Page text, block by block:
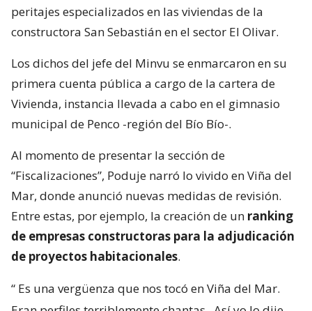
peritajes especializados en las viviendas de la
constructora San Sebastián en el sector El Olivar.
Los dichos del jefe del Minvu se enmarcaron en su
primera cuenta pública a cargo de la cartera de
Vivienda, instancia llevada a cabo en el gimnasio
municipal de Penco -región del Bío Bío-.
Al momento de presentar la sección de
“Fiscalizaciones”, Poduje narró lo vivido en Viña del
Mar, donde anunció nuevas medidas de revisión.
Entre estas, por ejemplo, la creación de un ranking
de empresas constructoras para la adjudicación
de proyectos habitacionales.
“ Es una vergüenza que nos tocó en Viña del Mar.